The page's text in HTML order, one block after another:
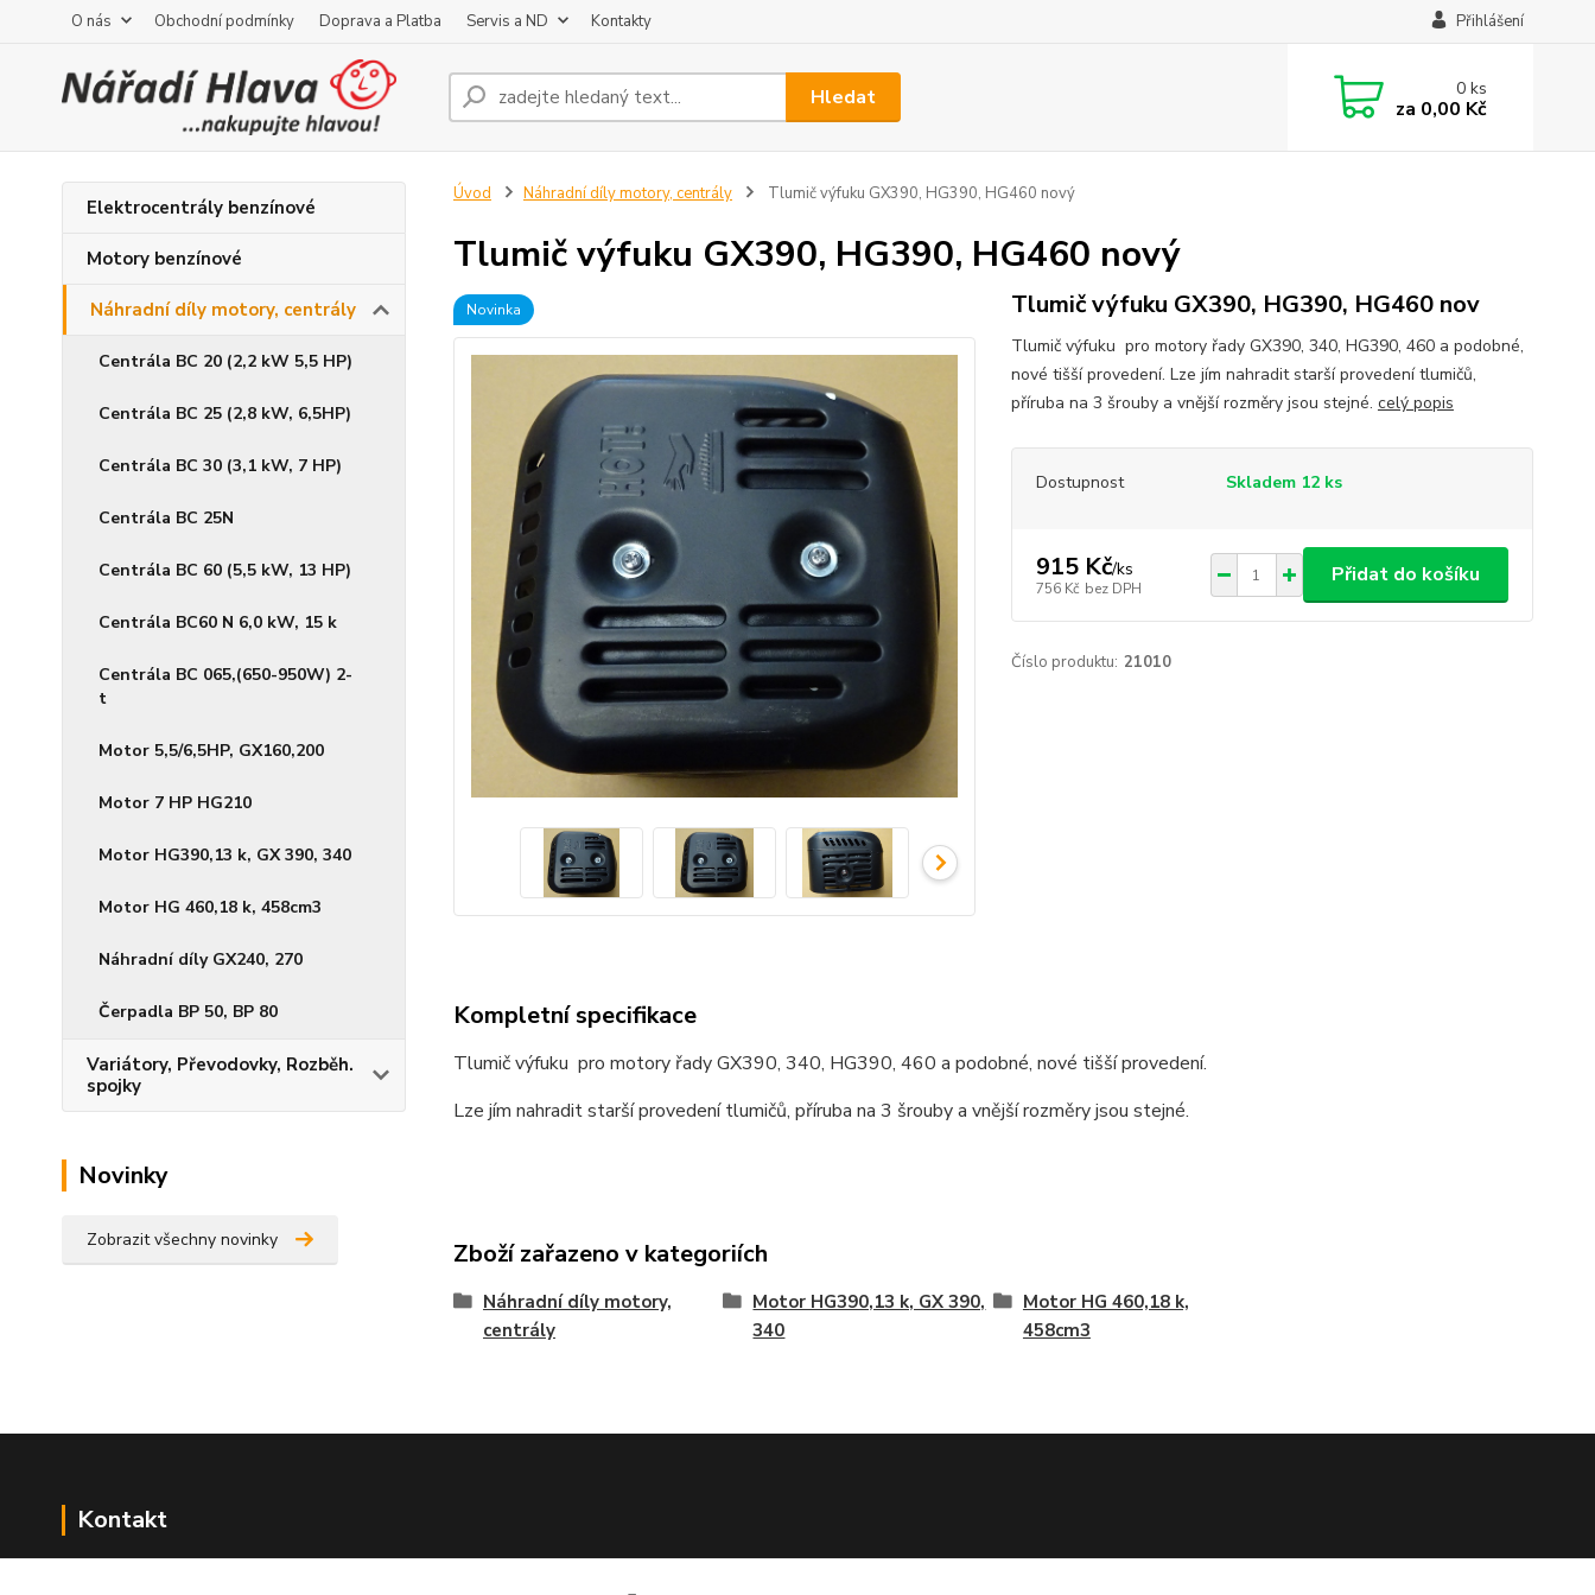
O nás Obchodní podmínky Doprava a Platba Servis a ND Kontakty Přihlášení
Hledat 0ks
za 0,00 Kč
Elektrocentrály benzínové
Motory benzínové
Náhradní díly motory, centrály
Centrála BC 20 (2,2 kW 5,5 HP)
Centrála BC 25 (2,8 kW, 6,5HP)
Centrála BC 30 (3,1 kW, 7 HP)
Centrála BC 25N
Centrála BC 60 (5,5 kW, 13 HP)
Centrála BC60 N 6,0 kW, 15 k
Centrála BC 065,(650-950W) 2-
t
Motor 5,5/6,5HP, GX160,200
Motor 7 HP HG210
Motor HG390,13 k, GX 390, 340
Motor HG 460,18 k, 458cm3
Náhradní díly GX240, 270
Čerpadla BP 50, BP 80
Variátory, Převodovky, Rozběh.
spojky
Novinky
Zobrazit všechny novinky
Úvod Náhradní díly motory, centrály Tlumič výfuku GX390, HG390, HG460 nový
Tlumič výfuku GX390, HG390, HG460 nový
Novinka Tlumič výfuku GX390, HG390, HG460 nov
Tlumič výfuku pro motory řady GX390, 340, HG390, 460 a podobné,
nové tišší provedení. Lze jím nahradit starší provedení tlumičů,
příruba na 3 šrouby a vnější rozměry jsou stejné. celý popis
Dostupnost Skladem 12 ks
915 Kč/ks
756 Kč bez DPH
Přidat do košíku
Číslo produktu: 21010
Kompletní specifikace
Tlumič výfuku pro motory řady GX390, 340, HG390, 460 a podobné, nové tišší provedení.
Lze jím nahradit starší provedení tlumičů, příruba na 3 šrouby a vnější rozměry jsou stejné.
Zboží zařazeno v kategoriích
Náhradní díly motory,
centrály
Motor HG390,13 k, GX 390,
340
Motor HG 460,18 k,
458cm3
Kontakt